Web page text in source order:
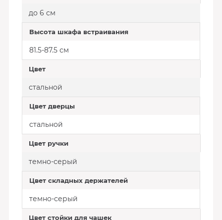
до 6 см
Высота шкафа встраивания
81.5-87.5 см
Цвет
стальной
Цвет дверцы
стальной
Цвет ручки
темно-серый
Цвет складных держателей
темно-серый
Цвет стойки для чашек